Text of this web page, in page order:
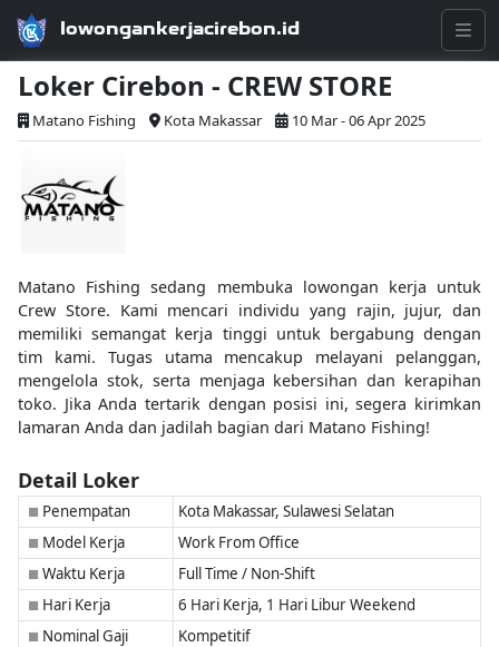
lowongankerjacirebon.id
Loker Cirebon - CREW STORE
Matano Fishing Kota Makassar 10 Mar - 06 Apr 2025
Matano Fishing sedang membuka lowongan kerja untuk
Crew Store. Kami mencari individu yang rajin, jujur, dan
memiliki semangat kerja tinggi untuk bergabung dengan
tim kami. Tugas utama mencakup melayani pelanggan,
mengelola stok, serta menjaga kebersihan dan kerapihan
toko. Jika Anda tertarik dengan posisi ini, segera kirimkan
lamaran Anda dan jadilah bagian dari Matano Fishing!
Detail Loker
■ Penempatan Kota Makassar, Sulawesi Selatan
■ Model Kerja Work From Office
■ Waktu Kerja Full Time / Non-Shift
■ Hari Kerja 6 Hari Kerja, 1 Hari Libur Weekend
■ Nominal Gaji Kompetitif